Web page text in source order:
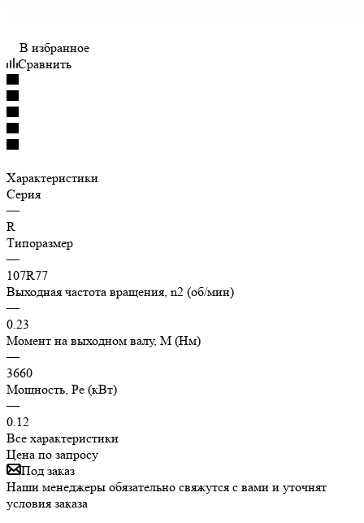
В избранное
Сравнить
Характеристики
Серия
—
R
Типоразмер
—
107R77
Выходная частота вращения, n2 (об/мин)
—
0.23
Момент на выходном валу, M (Нм)
—
3660
Мощность, Pe (кВт)
—
0.12
Все характеристики
Цена по запросу
Под заказ
Наши менеджеры обязательно свяжутся с вами и уточнят
условия заказа